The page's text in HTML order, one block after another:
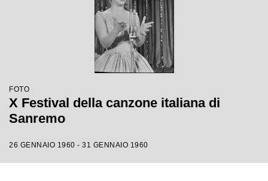
FOTO
X Festival della canzone italiana di
Sanremo
26 GENNAIO 1960 - 31 GENNAIO 1960